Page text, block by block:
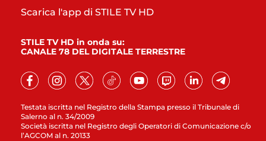
Testata iscritta nel Registro della Stampa presso il Tribunale di
Salerno al n. 34/2009
Società iscritta nel Registro degli Operatori di Comunicazione c/o
l’AGCOM al n. 20133
Scarica l'app di STILE TV HD
STILE TV HD in onda su:
CANALE 78 DEL DIGITALE TERRESTRE